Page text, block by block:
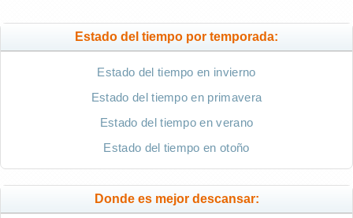
Estado del tiempo por temporada:
Estado del tiempo en invierno
Estado del tiempo en primavera
Estado del tiempo en verano
Estado del tiempo en otoño
Donde es mejor descansar: